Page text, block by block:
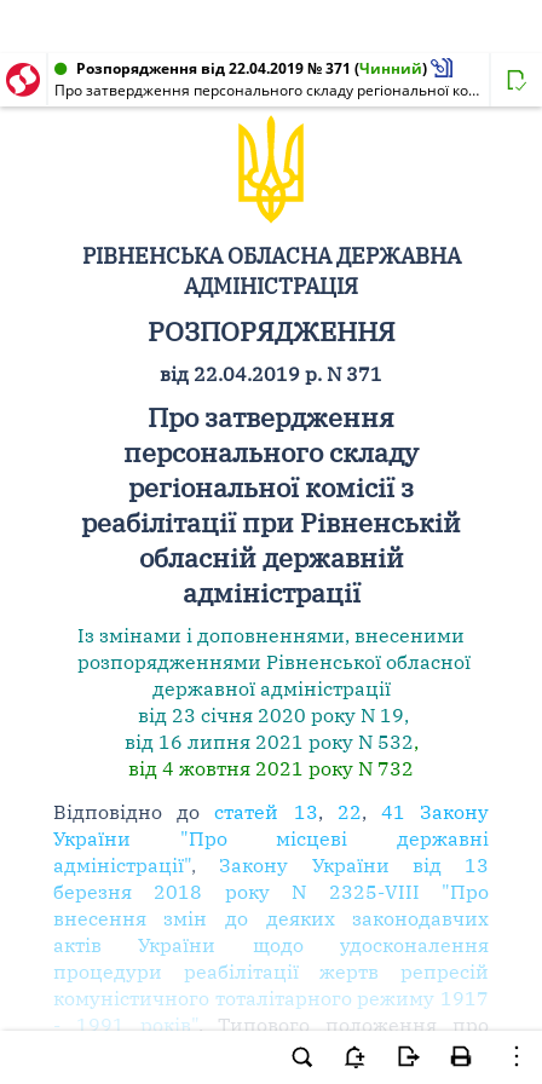
Розпорядження від 22.04.2019 № 371 (Чинний)
Про затвердження персонального складу регіональної комісії з реабілітації при Рівненській обласній державній адміністрації
РІВНЕНСЬКА ОБЛАСНА ДЕРЖАВНА
АДМІНІСТРАЦІЯ
РОЗПОРЯДЖЕННЯ
від 22.04.2019 р. N 371
Про затвердження
персонального складу
регіональної комісії з
реабілітації при Рівненській
обласній державній
адміністрації
Із змінами і доповненнями, внесеними
розпорядженнями Рівненської обласної
державної адміністрації
від 23 січня 2020 року N 19,
від 16 липня 2021 року N 532,
від 4 жовтня 2021 року N 732
Відповідно достатей 13, 22,41 Закону
України "Про місцеві державні
адміністрації", Закону України від 13
березня 2018 року N 2325-VIII "Про
внесення змін до деяких законодавчих
актів України щодо удосконалення
процедури реабілітації жертв репресій
комуністичного тоталітарного режиму 1917
- 1991 років", Типового положення про